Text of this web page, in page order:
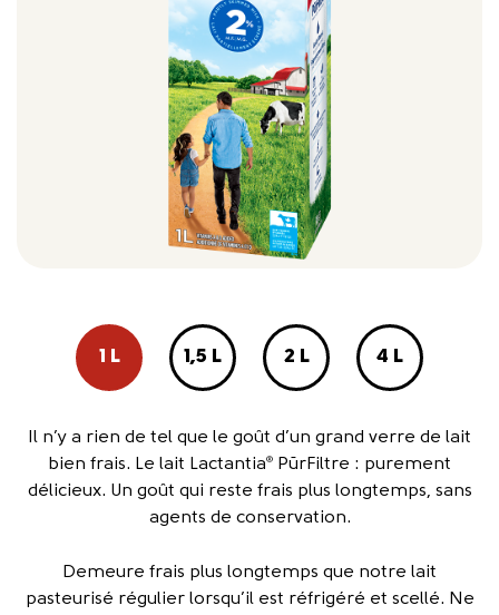
1 L 1,5 L 2 L 4 L
Il n’y a rien de tel que le goût d’un grand verre de lait
bien frais. Le lait Lactantia®
PūrFiltre : purement
délicieux. Un goût qui reste frais plus longtemps, sans
agents de conservation.
Demeure frais plus longtemps que notre lait
pasteurisé régulier lorsqu’il est réfrigéré et scellé. Ne